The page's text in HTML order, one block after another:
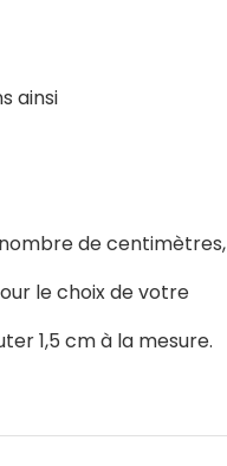
ainsi
de centimètres,
le choix de votre
1,5 cm à la mesure.